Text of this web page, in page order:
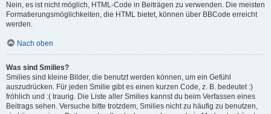
Nein, es ist nicht möglich, HTML-Code in Beiträgen zu verwenden. Die meisten
Formatierungsmöglichkeiten, die HTML bietet, können über BBCode erreicht
werden.
Nach oben
Was sind Smilies?
Smilies sind kleine Bilder, die benutzt werden können, um ein Gefühl
auszudrücken. Für jeden Smilie gibt es einen kurzen Code, z. B. bedeutet :)
fröhlich und :( traurig. Die Liste aller Smilies kannst du beim Verfassen eines
Beitrags sehen. Versuche bitte trotzdem, Smilies nicht zu häufig zu benutzen,